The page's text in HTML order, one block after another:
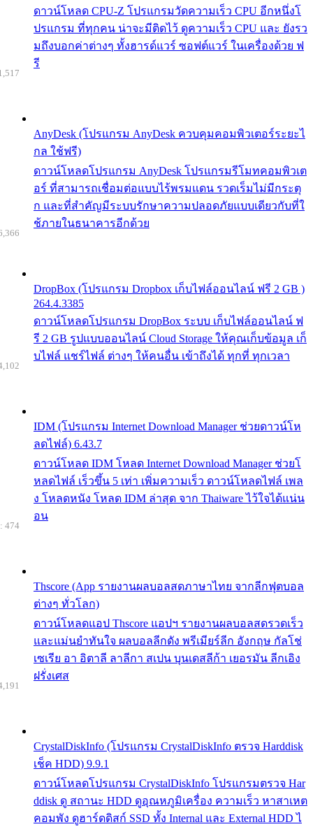
ดาวน์โหลด CPU-Z โปรแกรมวัดความเร็ว CPU อีกหนึ่งโ
ปรแกรม ที่ทุกคน น่าจะมีติดไว้ ดูความเร็ว CPU และ ยังรว
มถึงบอกค่าต่างๆ ทั้งฮารด์แวร์ ซอฟต์แวร์ ในเครื่องด้วย ฟ
รี
AnyDesk (โปรแกรม AnyDesk ควบคุมคอมพิวเตอร์ระยะไ
กล ใช้ฟรี)
ดาวน์โหลดโปรแกรม AnyDesk โปรแกรมรีโมทคอมพิวเต
อร์ ที่สามารถเชื่อมต่อแบบไร้พรมแดน รวดเร็มไม่มีกระตุ
ก และที่สำคัญมีระบบรักษาความปลอดภัยแบบเดียวกับที่ใ
ช้ภายในธนาคารอีกด้วย
DropBox (โปรแกรม Dropbox เก็บไฟล์ออนไลน์ ฟรี 2 GB )
264.4.3385
ดาวน์โหลดโปรแกรม DropBox ระบบ เก็บไฟล์ออนไลน์ ฟ
รี 2 GB รูปแบบออนไลน์ Cloud Storage ให้คุณเก็บข้อมูล เก็
บไฟล์ แชร์ไฟล์ ต่างๆ ให้คนอื่น เข้าถึงได้ ทุกที่ ทุกเวลา
IDM (โปรแกรม Internet Download Manager ช่วยดาวน์โห
ลดไฟล์) 6.43.7
ดาวน์โหลด IDM โหลด Internet Download Manager ช่วยโ
หลดไฟล์ เร็วขึ้น 5 เท่า เพิ่มความเร็ว ดาวน์โหลดไฟล์ เพล
ง โหลดหนัง โหลด IDM ล่าสุด จาก Thaiware ไว้ใจได้แน่น
อน
Thscore (App รายงานผลบอลสดภาษาไทย จากลีกฟุตบอล
ต่างๆ ทั่วโลก)
ดาวน์โหลดแอป Thscore แอปฯ รายงานผลบอลสดรวดเร็ว
และแม่นยำทันใจ ผลบอลลีกดัง พรีเมียร์ลีก อังกฤษ กัลโช่
เซเรีย อา อิตาลี ลาลีกา สเปน บุนเดสลีก้า เยอรมัน ลีกเอิง
ฝรั่งเศส
474
CrystalDiskInfo (โปรแกรม CrystalDiskInfo ตรวจ Harddisk
เช็ค HDD) 9.9.1
ดาวน์โหลดโปรแกรม CrystalDiskInfo โปรแกรมตรวจ Har
ddisk ดู สถานะ HDD ดูอุณหภูมิเครื่อง ความเร็ว หาสาเหต
คอมพัง ดูฮาร์ดดิสก์ SSD ทั้ง Internal และ External HDD ไ